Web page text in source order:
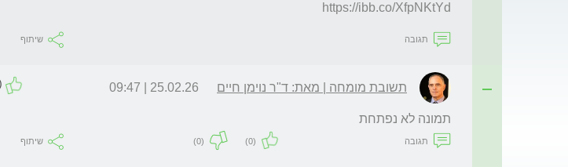
https://ibb.co/XfpNKtYd
תגובה שיתוף
תשובת מומחה | מאת: ד"ר נוימן חיים 25.02.26 | 09:47
תמונה לא נפתחת
תגובה (0)
(0) שיתוף